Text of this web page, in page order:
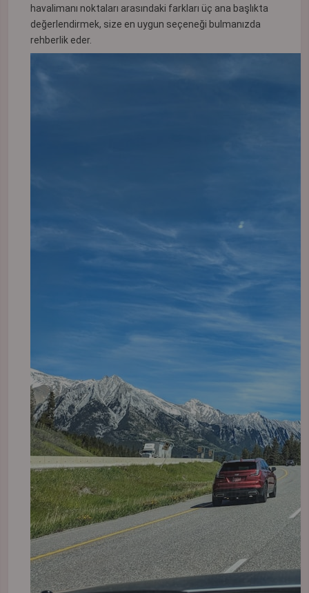
havalimanı noktaları arasındaki farkları üç ana başlıkta
değerlendirmek, size en uygun seçeneği bulmanızda
rehberlik eder.